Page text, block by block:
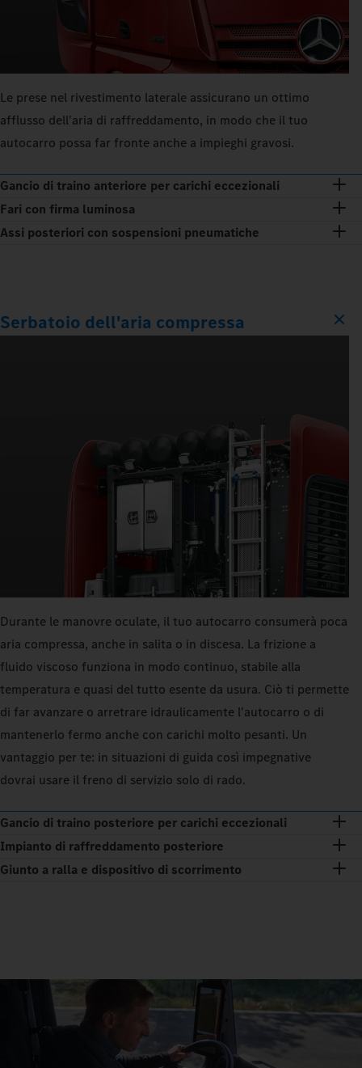
Le prese nel rivestimento laterale assicurano un ottimo
afflusso dell'aria di raffreddamento, in modo che il tuo
autocarro possa far fronte anche a impieghi gravosi.
Gancio di traino anteriore per carichi eccezionali
Fari con firma luminosa
Assi posteriori con sospensioni pneumatiche
Serbatoio dell'aria compressa
Durante le manovre oculate, il tuo autocarro consumerà poca
aria compressa, anche in salita o in discesa. La frizione a
fluido viscoso funziona in modo continuo, stabile alla
temperatura e quasi del tutto esente da usura. Ciò ti permette
di far avanzare o arretrare idraulicamente l'autocarro o di
mantenerlo fermo anche con carichi molto pesanti. Un
vantaggio per te: in situazioni di guida così impegnative
dovrai usare il freno di servizio solo di rado.
Gancio di traino posteriore per carichi eccezionali
Impianto di raffreddamento posteriore
Giunto a ralla e dispositivo di scorrimento